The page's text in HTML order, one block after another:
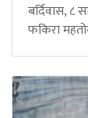
बर्दिवास, ८
फकिरा